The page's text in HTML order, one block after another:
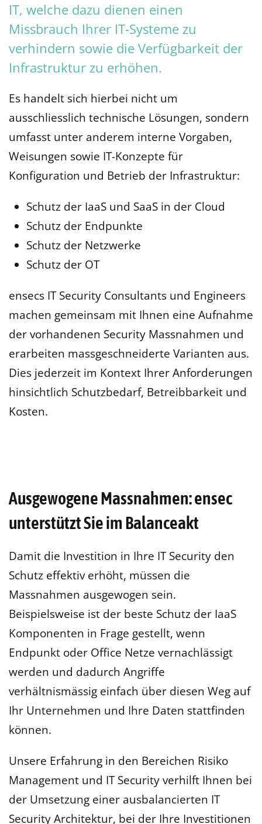
IT, welche dazu dienen einen
Missbrauch Ihrer IT-Systeme zu
verhindern sowie die Verfügbarkeit der
Infrastruktur zu erhöhen.
Es handelt sich hierbei nicht um
ausschliesslich technische Lösungen, sondern
umfasst unter anderem interne Vorgaben,
Weisungen sowie IT-Konzepte für
Konfiguration und Betrieb der Infrastruktur:
Schutz der IaaS und SaaS in der Cloud
Schutz der Endpunkte
Schutz der Netzwerke
Schutz der OT
ensecs IT Security Consultants und Engineers
machen gemeinsam mit Ihnen eine Aufnahme
der vorhandenen Security Massnahmen und
erarbeiten massgeschneiderte Varianten aus.
Dies jederzeit im Kontext Ihrer Anforderungen
hinsichtlich Schutzbedarf, Betreibbarkeit und
Kosten.
Ausgewogene Massnahmen: ensec
unterstützt Sie im Balanceakt
Damit die Investition in Ihre IT Security den
Schutz effektiv erhöht, müssen die
Massnahmen ausgewogen sein.
Beispielsweise ist der beste Schutz der IaaS
Komponenten in Frage gestellt, wenn
Endpunkt oder Office Netze vernachlässigt
werden und dadurch Angriffe
verhältnismässig einfach über diesen Weg auf
Ihr Unternehmen und Ihre Daten stattfinden
können.
Unsere Erfahrung in den Bereichen Risiko
Management und IT Security verhilft Ihnen bei
der Umsetzung einer ausbalancierten IT
Security Architektur, bei der Ihre Investitionen